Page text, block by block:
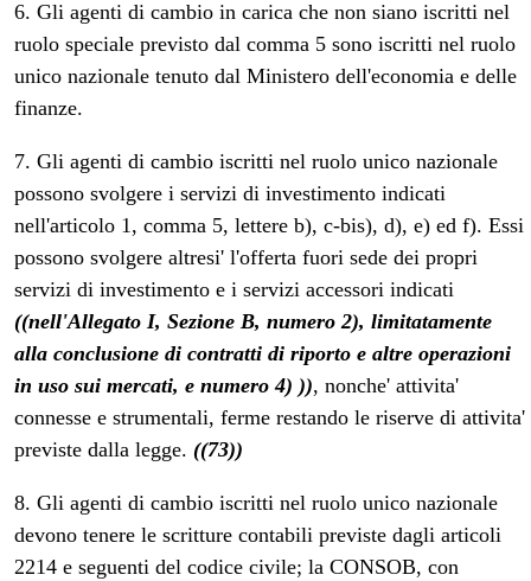
6. Gli agenti di cambio in carica che non siano iscritti nel
ruolo speciale previsto dal comma 5 sono iscritti nel ruolo
unico nazionale tenuto dal Ministero dell'economia e delle
finanze.
7. Gli agenti di cambio iscritti nel ruolo unico nazionale
possono svolgere i servizi di investimento indicati
nell'articolo 1, comma 5, lettere b), c-bis), d), e) ed f). Essi
possono svolgere altresi' l'offerta fuori sede dei propri
servizi di investimento e i servizi accessori indicati
((nell'Allegato I, Sezione B, numero 2), limitatamente
alla conclusione di contratti di riporto e altre operazioni
in uso sui mercati, e numero 4) )), nonche' attivita'
connesse e strumentali, ferme restando le riserve di attivita'
previste dalla legge. ((73))
8. Gli agenti di cambio iscritti nel ruolo unico nazionale
devono tenere le scritture contabili previste dagli articoli
2214 e seguenti del codice civile; la CONSOB, con